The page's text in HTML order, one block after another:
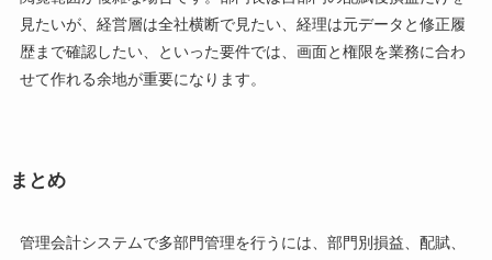
見たいが、経営層は全社横断で見たい、経理は元データと修正履
歴まで確認したい、といった要件では、画面と権限を業務に合わ
せて作れる余地が重要になります。
まとめ
管理会計システムで多部門管理を行うには、部門別損益、配賦、